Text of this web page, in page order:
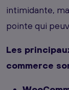
intimidante,
pointe qui
Les
commerce